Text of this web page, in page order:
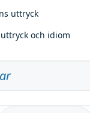
uttryck
och idiom